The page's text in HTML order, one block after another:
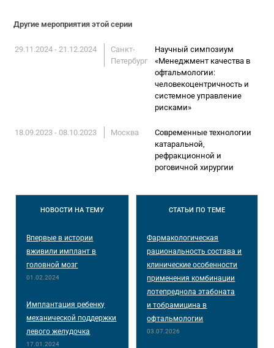
Другие мероприятия этой серии
29.11.2024 - 21.12.2024
Санкт-
Петербург
Научный симпозиум
«Менеджмент качества в
офтальмологии:
человекоцентричность и
системное управление
рисками»
18.09.2023 - 08.10.2023 Москва
Современные технологии
катаральной,
рефракционной и
роговичной хирургии
НОВОСТИНА ТЕМУ
Впервые в истории
вживили имплант в
головной мозг
01.02.2024
Имплантация ребенку
механической поддержки
левого желудочка
17.01.2024
СТАТЬИПО ТЕМЕ
Фармакологическая
рациональность состава и
клинические особенности
применения комбинации
лотепреднола этабоната
и тобрамицина в
офтальмологии
03.07.2026